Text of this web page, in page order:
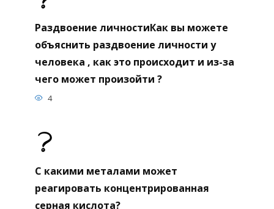
Раздвоение личностиКак вы можете
объяснить раздвоение личности у
человека , как это происходит и из-за
чего может произойти ?
4
С какими металами может
реагировать концентрированная
серная кислота?